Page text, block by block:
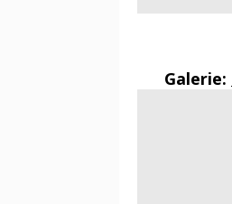
Galerie: